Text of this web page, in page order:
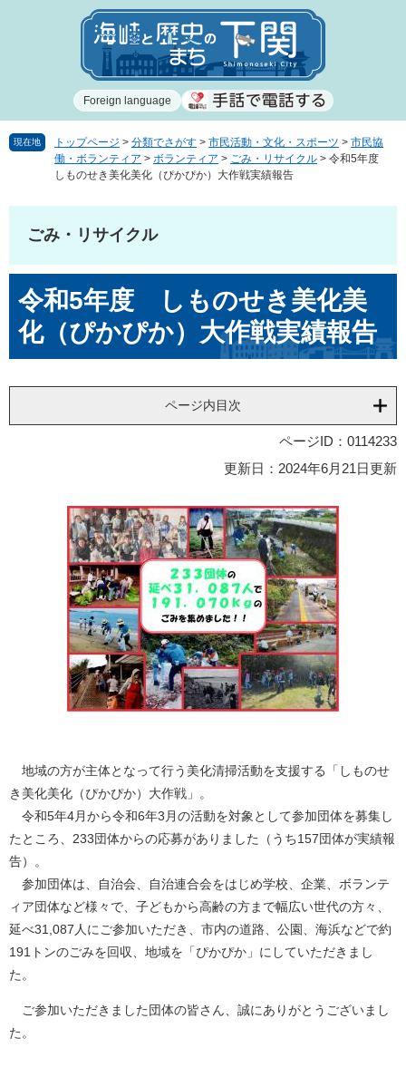
で
ば
Foreign language
現在地 トップページ > 分類でさがす > 市民活動・文化・スポーツ > 市民協
働・ボランティア > ボランティア > ごみ・リサイクル > 令和5年度
しものせき美化美化（ぴかぴか）大作戦実績報告
ごみ・リサイクル
文令和5年度 しものせき美化美
化（ぴかぴか）大作戦実績報告
ページ内目次
ページID：0114233
更新日：2024年6月21日更新
地域の方が主体となって行う美化清掃活動を支援する「しものせ
き美化美化（ぴかぴか）大作戦」。
令和5年4月から令和6年3月の活動を対象として参加団体を募集し
たところ、233団体からの応募がありました（うち157団体が実績報
告）。
参加団体は、自治会、自治連合会をはじめ学校、企業、ボランテ
ィア団体など様々で、子どもから高齢の方まで幅広い世代の方々、
延べ31,087人にご参加いただき、市内の道路、公園、海浜などで約
191トンのごみを回収、地域を「ぴかぴか」にしていただきまし
た。
ご参加いただきました団体の皆さん、誠にありがとうございまし
た。